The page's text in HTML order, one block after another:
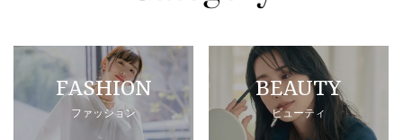
FASHION
ファッション
BEAUTY
ビューティ